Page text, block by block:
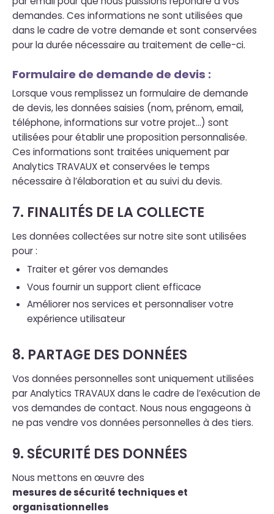
demandes. Ces informations ne sont utilisées que
dans le cadre de votre demande et sont conservées
pour la durée nécessaire au traitement de celle-ci.
Formulaire de demande de devis :
Lorsque vous remplissez un formulaire de demande
de devis, les données saisies (nom, prénom, email,
téléphone, informations sur votre projet...) sont
utilisées pour établir une proposition personnalisée.
Ces informations sont traitées uniquement par
Analytics TRAVAUX et conservées le temps
nécessaire à l’élaboration et au suivi du devis.
7. FINALITÉS DE LA COLLECTE
Les données collectées sur notre site sont utilisées
pour :
Traiter et gérer vos demandes
Vous fournir un support client efficace
Améliorer nos services et personnaliser votre
expérience utilisateur
8. PARTAGE DES DONNÉES
Vos données personnelles sont uniquement utilisées
par Analytics TRAVAUX dans le cadre de l’exécution de
vos demandes de contact. Nous nous engageons à
ne pas vendre vos données personnelles à des tiers.
9. SÉCURITÉ DES DONNÉES
Nous mettons en œuvre des
mesures de sécurité techniques et
organisationnelles